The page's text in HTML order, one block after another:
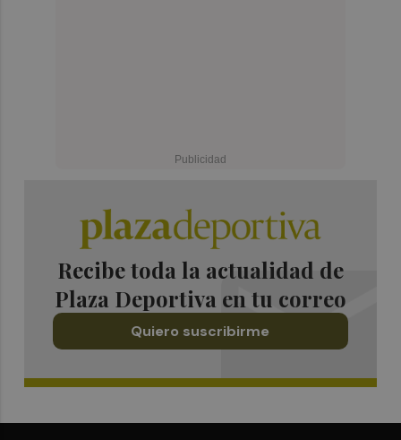
Recibe toda la actualidad de
Plaza Deportiva en tu correo
Quiero suscribirme